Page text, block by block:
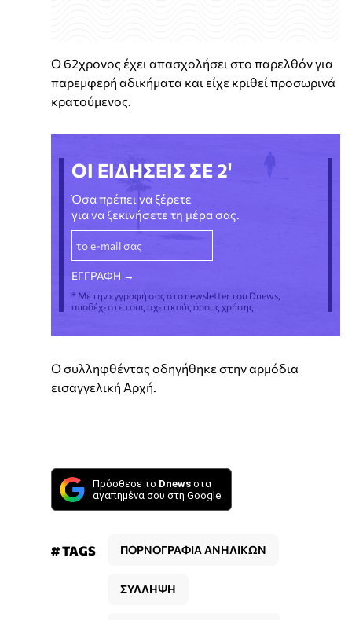
Ο 62χρονος έχει απασχολήσει στο παρελθόν για
παρεμφερή αδικήματα και είχε κριθεί προσωρινά
κρατούμενος.
ΟΙ ΕΙΔΗΣΕΙΣ ΣΕ 2'
Όσα πρέπει να ξέρετε
για να ξεκινήσετε τη μέρα σας.
* Με την εγγραφή σας στο newsletter του Dnews,
αποδέχεστε τους σχετικούς όρους χρήσης
Ο συλληφθέντας οδηγήθηκε στην αρμόδια
εισαγγελική Αρχή.
Πρόσθεσε το Dnews στα
αγαπημένα σου στη Google
# TAGS ΠΟΡΝΟΓΡΑΦΙΑ ΑΝΗΛΙΚΩΝ
ΣΥΛΛΗΨΗ